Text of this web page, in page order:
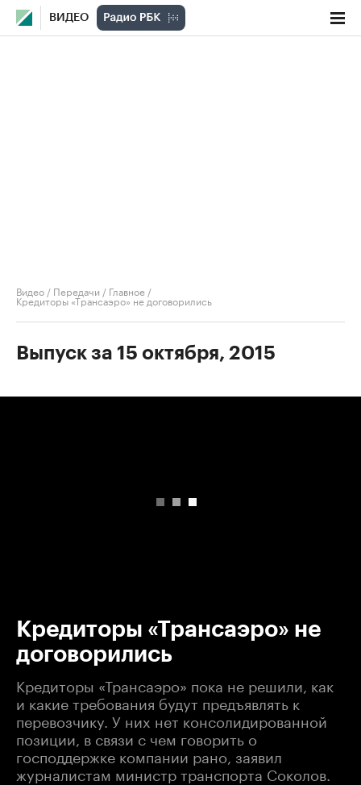
ВИДЕО
Видео / Передачи / Главное /
Кредиторы «Трансаэро» не договорились
Выпуск за 15 октября, 2015
Кредиторы «Трансаэро» не
договорились
Кредиторы «Трансаэро» пока не решили, как
и какие требования будут предъявлять к
перевозчику. У них нет консолидированной
позиции, в связи с чем говорить о
господдержке компании рано, заявил
журналистам министр транспорта Соколов.